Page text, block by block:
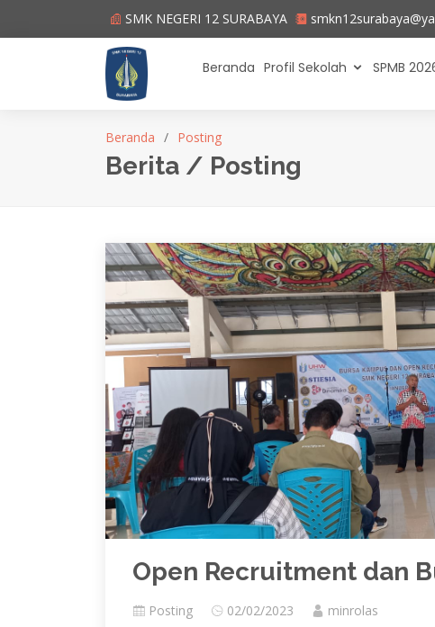
SMK NEGERI 12 SURABAYA
Beranda Profil Sekolah SPMB
Beranda Posting
Berita / Posting
Open Recruitment dan
Posting 02/02/2023 minrolas